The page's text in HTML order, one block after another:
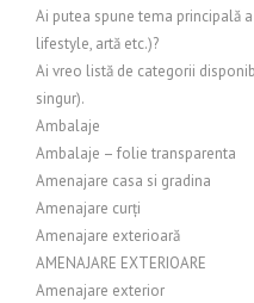
Ai putea spune tema principală
lifestyle, artă etc.)?
Ai vreo listă de categorii
singur).
Ambalaje
Ambalaje – folie transparenta
Amenajare casa si gradina
Amenajare curți
Amenajare exterioară
AMENAJARE EXTERIOARE
Amenajare exterior